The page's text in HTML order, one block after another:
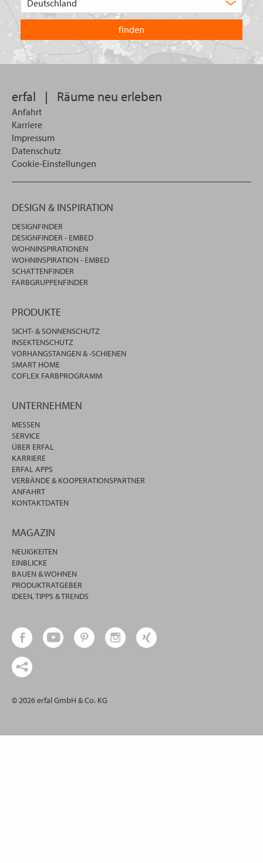
in
welchem
Land
Sie
suchen
erfal | Räume neu erleben
Anfahrt
Karriere
Impressum
Datenschutz
Cookie-Einstellungen
DESIGN & INSPIRATION
DESIGNFINDER
DESIGNFINDER - EMBED
WOHNINSPIRATIONEN
WOHNINSPIRATION - EMBED
SCHATTENFINDER
FARBGRUPPENFINDER
PRODUKTE
SICHT- & SONNENSCHUTZ
INSEKTENSCHUTZ
VORHANGSTANGEN & -SCHIENEN
SMART HOME
COFLEX FARBPROGRAMM
UNTERNEHMEN
MESSEN
SERVICE
ÜBER ERFAL
KARRIERE
ERFAL APPS
VERBÄNDE & KOOPERATIONSPARTNER
ANFAHRT
KONTAKTDATEN
MAGAZIN
NEUIGKEITEN
EINBLICKE
BAUEN & WOHNEN
PRODUKTRATGEBER
IDEEN, TIPPS & TRENDS
© 2026 erfal GmbH & Co. KG